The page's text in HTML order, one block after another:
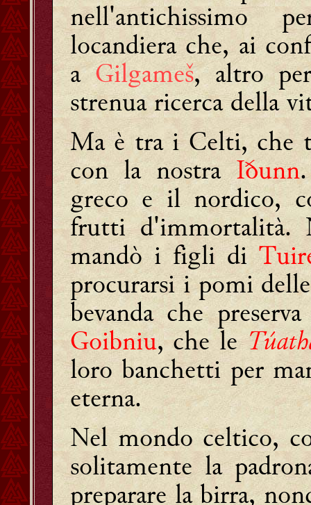
nell'antichissimo
locandiera che, ai
aGilgameš, altro
strenua ricerca della
Ma è tra i Celti, che
con la nostraIðunn
greco e il nordico,
frutti d'immortalità.
mandò i figli di
procurarsi i pomi
bevanda che
Goibniu, che le
loro banchetti per
eterna.
Nel mondo celtico,
solitamente la
preparare la birra,